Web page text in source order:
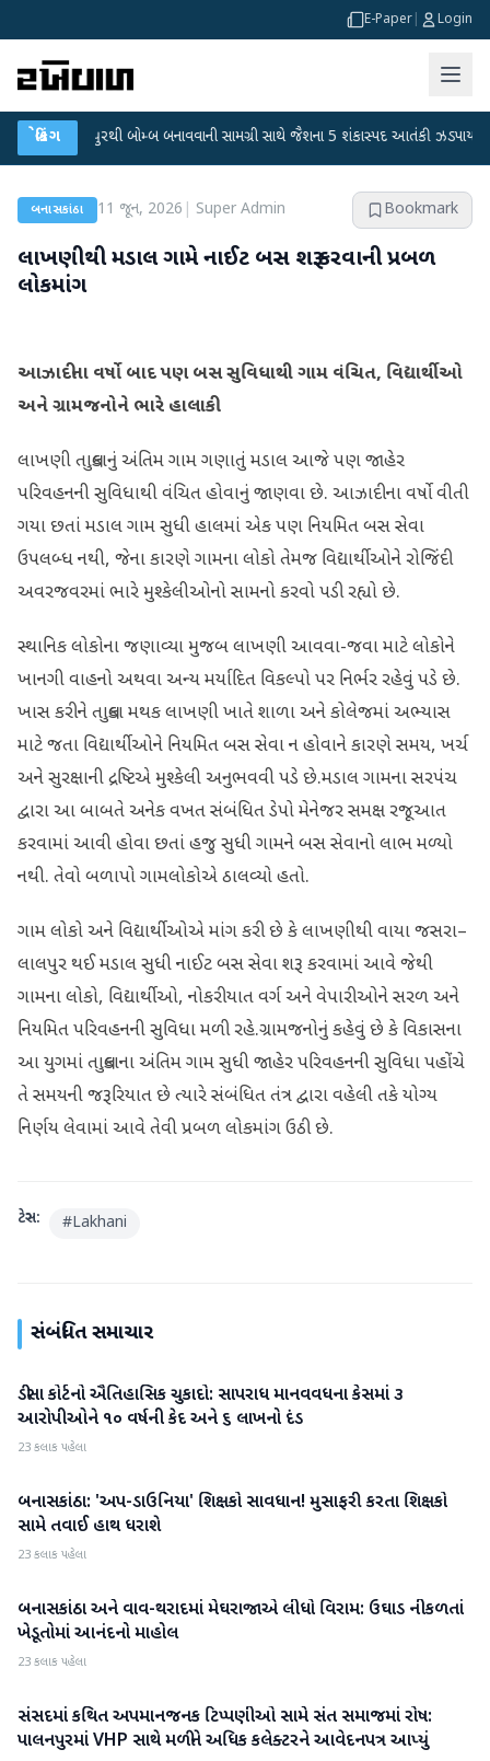
E-Paper Login
બ્રેકિંગ
સિદ્ધપુરથી બોમ્બ બનાવવાની સામગ્રી સાથે જૈશના 5 શંકાસ્પદ આતંકી ઝડપાયા ●
બનાસકાંઠા 11 જૂન, 2026 Super Admin Bookmark
લાખણીથી મડાલ ગામે નાઈટ બસ શરૂ કરવાની પ્રબળ
લોકમાંગ
આઝાદીના વર્ષો બાદ પણ બસ સુવિધાથી ગામ વંચિત, વિદ્યાર્થીઓ
અને ગ્રામજનોને ભારે હાલાકી
લાખણી તાલુકાનું અંતિમ ગામ ગણાતું મડાલ આજે પણ જાહેર
પરિવહનની સુવિધાથી વંચિત હોવાનું જાણવા છે. આઝાદીના વર્ષો વીતી
ગયા છતાં મડાલ ગામ સુધી હાલમાં એક પણ નિયમિત બસ સેવા
ઉપલબ્ધ નથી, જેના કારણે ગામના લોકો તેમજ વિદ્યાર્થીઓને રોજિંદી
અવરજવરમાં ભારે મુશ્કેલીઓનો સામનો કરવો પડી રહ્યો છે.
સ્થાનિક લોકોના જણાવ્યા મુજબ લાખણી આવવા-જવા માટે લોકોને
ખાનગી વાહનો અથવા અન્ય મર્યાદિત વિકલ્પો પર નિર્ભર રહેવું પડે છે.
ખાસ કરીને તાલુકા મથક લાખણી ખાતે શાળા અને કોલેજમાં અભ્યાસ
માટે જતા વિદ્યાર્થીઓને નિયમિત બસ સેવા ન હોવાને કારણે સમય, ખર્ચ
અને સુરક્ષાની દ્રષ્ટિએ મુશ્કેલી અનુભવવી પડે છે.મડાલ ગામના સરપંચ
દ્વારા આ બાબતે અનેક વખત સંબંધિત ડેપો મેનેજર સમક્ષ રજૂઆત
કરવામાં આવી હોવા છતાં હજુ સુધી ગામને બસ સેવાનો લાભ મળ્યો
નથી. તેવો બળાપો ગામલોકોએ ઠાલવ્યો હતો.
ગામ લોકો અને વિદ્યાર્થીઓએ માંગ કરી છે કે લાખણીથી વાયા જસરા–
લાલપુર થઈ મડાલ સુધી નાઈટ બસ સેવા શરૂ કરવામાં આવે જેથી
ગામના લોકો, વિદ્યાર્થીઓ, નોકરીયાત વર્ગ અને વેપારીઓને સરળ અને
નિયમિત પરિવહનની સુવિધા મળી રહે.ગ્રામજનોનું કહેવું છે કે વિકાસના
આ યુગમાં તાલુકાના અંતિમ ગામ સુધી જાહેર પરિવહનની સુવિધા પહોંચે
તે સમયની જરૂરિયાત છે ત્યારે સંબંધિત તંત્ર દ્વારા વહેલી તકે યોગ્ય
નિર્ણય લેવામાં આવે તેવી પ્રબળ લોકમાંગ ઉઠી છે.
ટેગ્સ: #Lakhani
સંબંધિત સમાચાર
બનાસકાંઠા
ડીસા કોર્ટનો ઐતિહાસિક ચુકાદો: સાપરાધ માનવવધના કેસમાં ૩
આરોપીઓને ૧૦ વર્ષની કેદ અને ૬ લાખનો દંડ
23 કલાક પહેલા
બનાસકાંઠા
બનાસકાંઠા: 'અપ-ડાઉનિયા' શિક્ષકો સાવધાન! મુસાફરી કરતા શિક્ષકો
સામે તવાઈ હાથ ધરાશે
23 કલાક પહેલા
બનાસકાંઠા
બનાસકાંઠા અને વાવ-થરાદમાં મેઘરાજાએ લીધો વિરામ: ઉઘાડ નીકળતાં
ખેડૂતોમાં આનંદનો માહોલ
23 કલાક પહેલા
બનાસકાંઠા
સંસદમાં કથિત અપમાનજનક ટિપ્પણીઓ સામે સંત સમાજમાં રોષ:
પાલનપુરમાં VHP સાથે મળીને અધિક કલેક્ટરને આવેદનપત્ર આપ્યું